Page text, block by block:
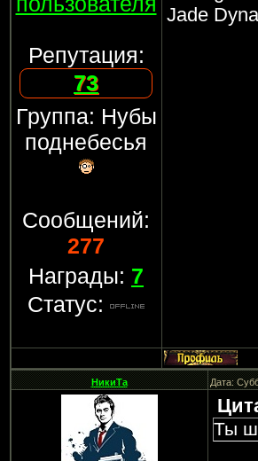
Репутация:
73
Группа: Нубы
поднебесья
Сообщений:
277
Награды: 7
Статус:
Jade
НикиТа Дата:
Ты